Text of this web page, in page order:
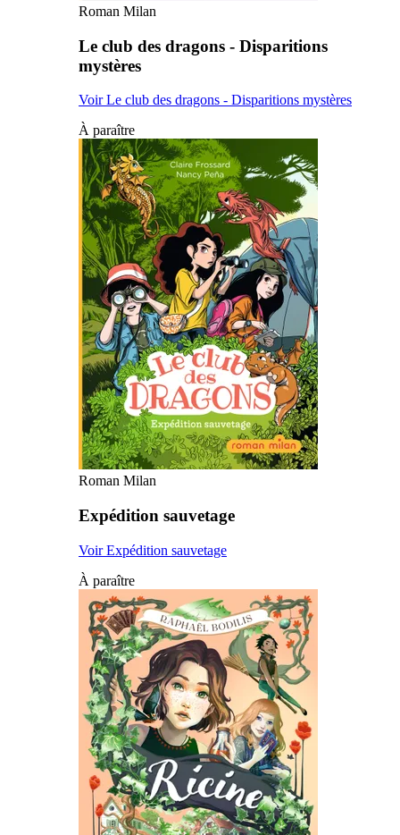
Roman Milan
Le club des dragons - Disparitions
mystères
Voir Le club des dragons - Disparitions mystères
À paraître
Roman Milan
Expédition sauvetage
Voir Expédition sauvetage
À paraître